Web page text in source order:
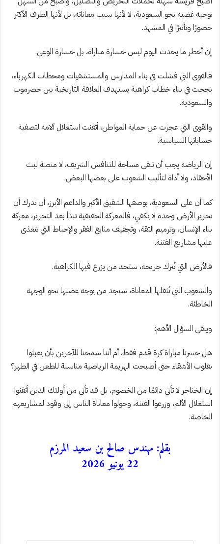
توجيه غضبه نحو السعودية، لا لأنها سبب معاناته، بل لأنها الطرف الأكثر
حضورًا وتأثيرًا في المشهد.
إن أخطر ما يحدث اليوم ليس خسارة مباراة، بل خسارة الوعي.
فالقوى التي فشلت في بناء المدارس والمستشفيات ومحطات الكهرباء،
نجحت في بناء خطاب كراهية يستهدف العلاقة التاريخية بين حضرموت
والسعودية.
والقوى التي عجزت عن حماية المواطن، أتقنت استغلال آلامه لتصفية
حساباتها السياسية.
إن الرياضة يجب أن تبقى مساحة للتنافس الشريف، لا منصة لبث
الأحقاد، ولا أداة لتأليب الشعوب على بعضها البعض.
كما أن على السعودية، بوصفها الشقيق الأكبر والداعم الأبرز، أن تدرك أن
تحرير الأرض وحده لا يكفي، فالمعركة الحقيقية تبدأ بعد التحرير، معركة
بناء الإنسان، وترميم الثقة، وتجفيف منابع الفقر والإحباط التي تتغذى
عليها مشاريع الفتنة.
فالأرض التي تُترك جريحة، ستجد من يزرع فيها الكراهية.
والشعوب التي تُثقلها المعاناة، ستجد من يوجه غضبها نحو الوجهة
الخاطئة.
ويبقى السؤال الأهم:
هل خسرنا مباراة كرة قدم فقط، أم أننا سمحنا للآخرين بأن يعبثوا
بقلوب الأشقاء حتى أصبحت الهزيمة الرياضية مناسبة للطعن في الظهر؟
إن الخناجر لا تأتي دائمًا من الخصوم، بل قد تأتي من أولئك الذين أتقنوا
استغلال الألم، وزرعوا الفتنة، وحولوا معاناة الناس إلى وقود لمشاريعهم
الخاصة.
بقلم: مهندس صالح بن سعيد المرزم
22 يونيو 2026